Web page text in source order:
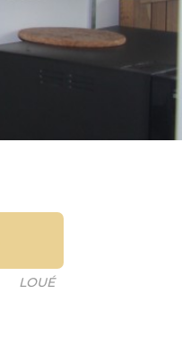
LOUÉ